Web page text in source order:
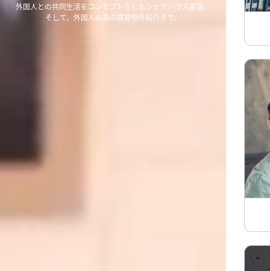
外国人との共同生活をコンセプトとしたシェアハウス運営。
そして、外国人の為の賃貸物件紹介まで。